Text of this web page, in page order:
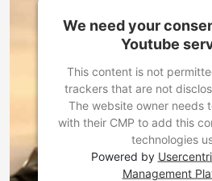
We need your
Youtube
This content is not
trackers that are not
The website owner needs
with their CMP to add this
technologies
Powered by
Management